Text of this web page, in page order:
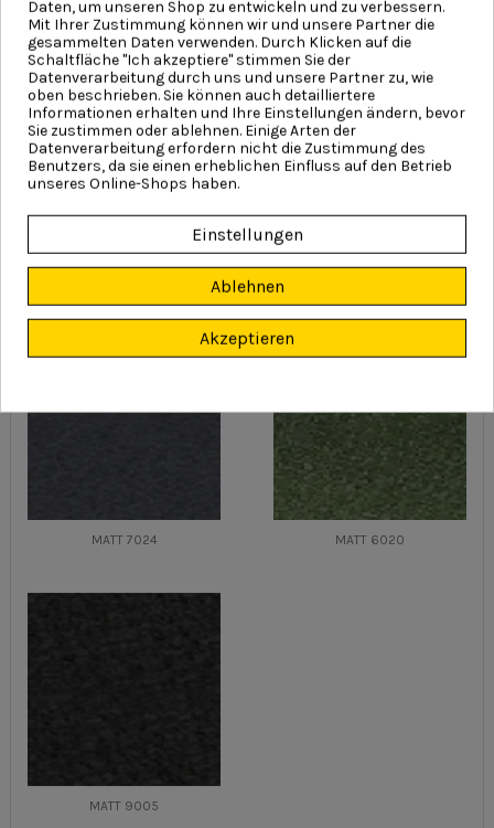
MATT 7016 MATT 8004
MATT 7024 MATT 6020
MATT 9005
Daten, um unseren Shop zu entwickeln und zu verbessern.
Mit Ihrer Zustimmung können wir und unsere Partner die
gesammelten Daten verwenden. Durch Klicken auf die
Schaltfläche "Ich akzeptiere" stimmen Sie der
Datenverarbeitung durch uns und unsere Partner zu, wie
oben beschrieben. Sie können auch detailliertere
Informationen erhalten und Ihre Einstellungen ändern, bevor
Sie zustimmen oder ablehnen. Einige Arten der
Datenverarbeitung erfordern nicht die Zustimmung des
Benutzers, da sie einen erheblichen Einfluss auf den Betrieb
unseres Online-Shops haben.
Einstellungen
Ablehnen
Akzeptieren